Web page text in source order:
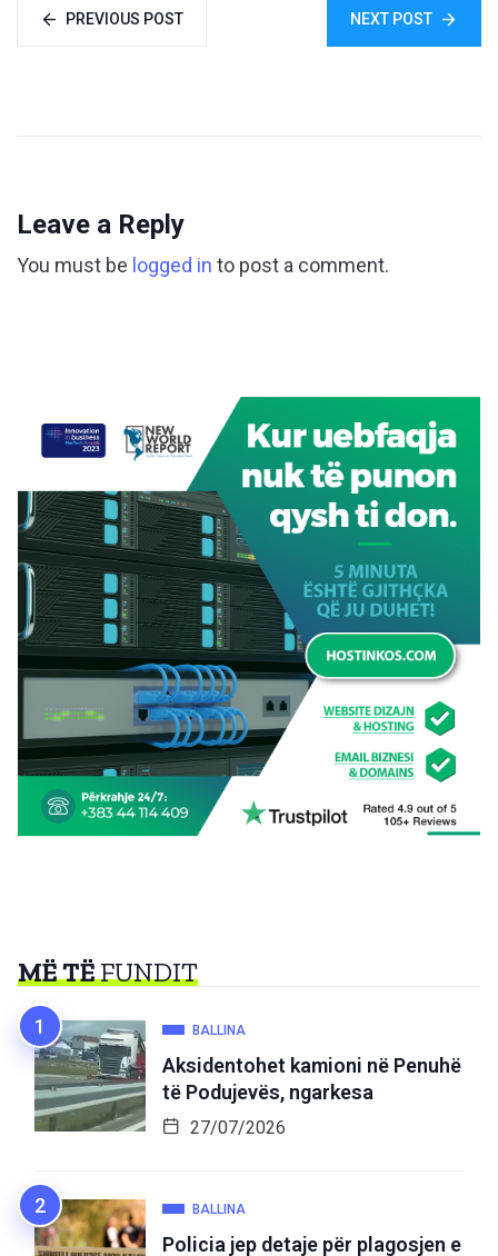
PREVIOUS POST NEXT POST
Leave a Reply
You must be logged in to post a comment.
MË TËFUNDIT
BALLINA
Aksidentohet kamioni në Penuhë
të Podujevës, ngarkesa
27/07/2026
BALLINA
Policia jep detaje për plagosjen e